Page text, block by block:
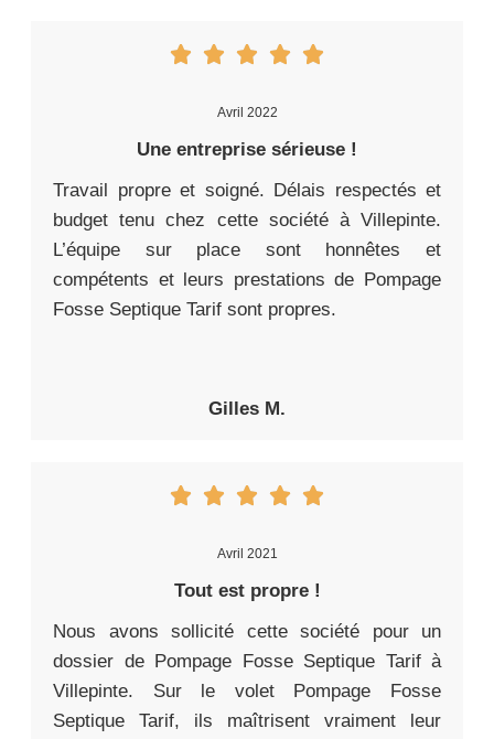
Avril 2022
Une entreprise sérieuse !
Travail propre et soigné. Délais respectés et
budget tenu chez cette société à Villepinte.
L’équipe sur place sont honnêtes et
compétents et leurs prestations de Pompage
Fosse Septique Tarif sont propres.
Gilles M.
Avril 2021
Tout est propre !
Nous avons sollicité cette société pour un
dossier de Pompage Fosse Septique Tarif à
Villepinte. Sur le volet Pompage Fosse
Septique Tarif, ils maîtrisent vraiment leur